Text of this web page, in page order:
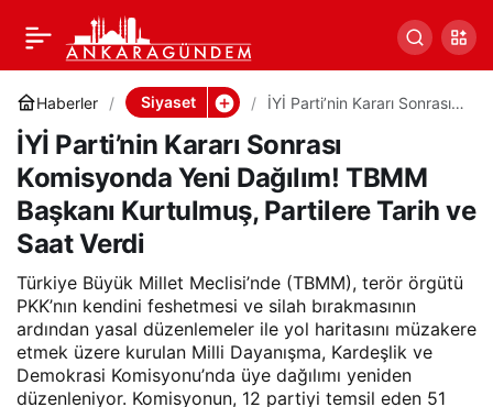
Haberler Siyaset
İYİ Parti’nin Kararı Sonrası
TBMM Başkanı Kurtulmuş,
Partilere Tarih ve Saat
Verdi
İYİ Parti’nin Kararı Sonrası
Komisyonda Yeni Dağılım! TBMM
Başkanı Kurtulmuş, Partilere Tarih ve
Saat Verdi
Türkiye Büyük Millet Meclisi’nde (TBMM), terör örgütü
PKK’nın kendini feshetmesi ve silah bırakmasının
ardından yasal düzenlemeler ile yol haritasını müzakere
etmek üzere kurulan Milli Dayanışma, Kardeşlik ve
Demokrasi Komisyonu’nda üye dağılımı yeniden
düzenleniyor. Komisyonun, 12 partiyi temsil eden 51
İYİ Parti’nin Kararı
Sonrası Komisyonda Yeni
Dağılım! TBMM Başkanı
Kurtulmuş, Partilere Tarih
ve Saat Verdi
0 Paylaş